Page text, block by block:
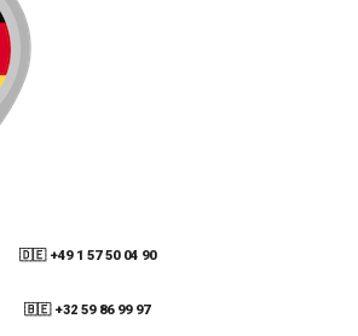
🇩🇪 +49 1 57 50 04 90
🇧🇪 +32 59 86 99 97